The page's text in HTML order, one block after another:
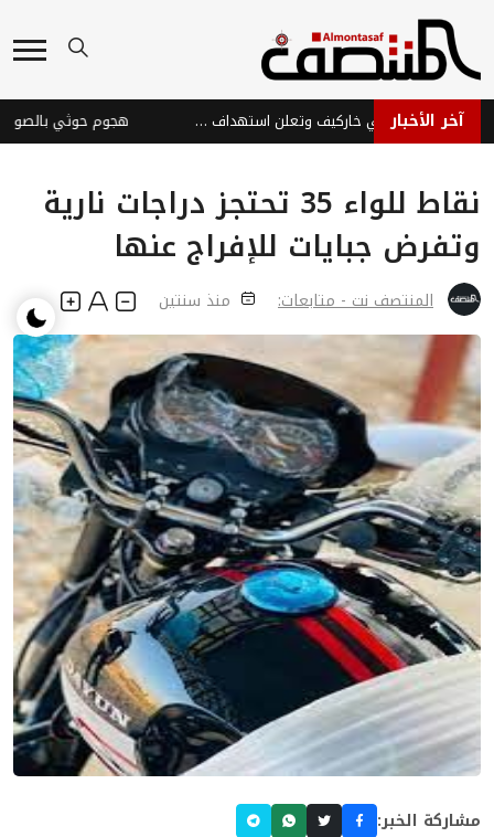
آخر الأخبار روسيا تسيطر على بلدة في خاركيف وتعلن استهداف سفن أوكرانية
نقاط للواء 35 تحتجز دراجات نارية
وتفرض جبايات للإفراج عنها
المنتصف نت - متابعات: منذ سنتين
مشاركة الخبر: